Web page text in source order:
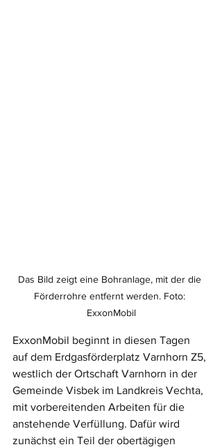
Das Bild zeigt eine Bohranlage, mit der die
Förderrohre entfernt werden. Foto:
ExxonMobil
ExxonMobil beginnt in diesen Tagen
auf dem Erdgasförderplatz Varnhorn Z5,
westlich der Ortschaft Varnhorn in der
Gemeinde Visbek im Landkreis Vechta,
mit vorbereitenden Arbeiten für die
anstehende Verfüllung. Dafür wird
zunächst ein Teil der obertägigen